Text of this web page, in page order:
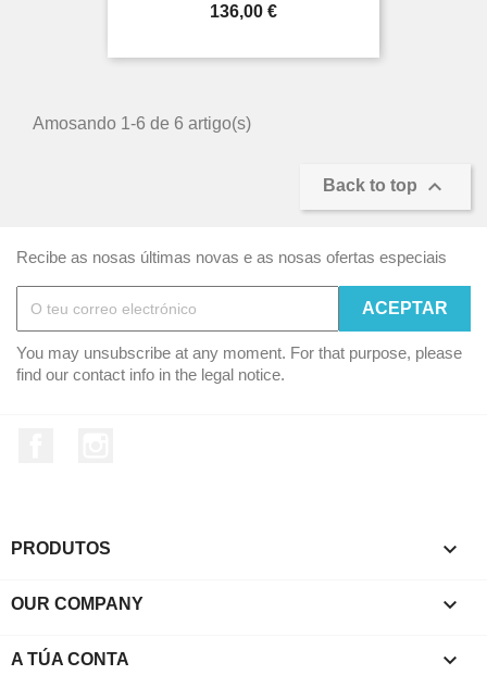
Prezo
136,00 €
Amosando 1-6 de 6 artigo(s)
Back to top 
Recibe as nosas últimas novas e as nosas ofertas especiais
You may unsubscribe at any moment. For that purpose, please
find our contact info in the legal notice.
PRODUTOS 
OUR COMPANY 
A TÚA CONTA 